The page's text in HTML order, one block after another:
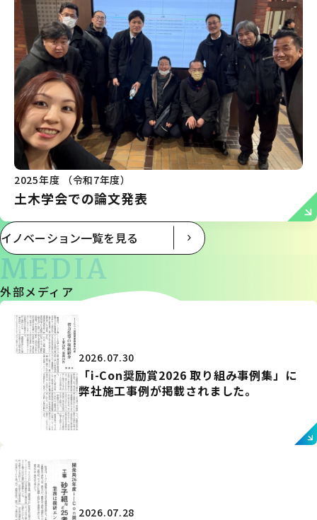
2025年度 （令和7年度）
土木学会での論文発表
イノベーション一覧を見る
外部メディア
MEDIA
2026.07.30
「i-Con奨励賞2026 取り組み事例集」に
弊社施工事例が掲載されました。
2026.07.28